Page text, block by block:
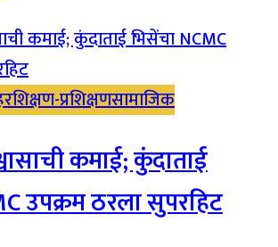
शिक्षण-प्रशिक्षणसामाजिक
कमाई; कुंदाताई
उपक्रम ठरला सुपरहिट